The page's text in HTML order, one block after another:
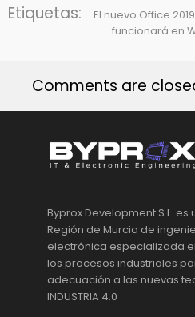
Etiquetas:
El nuevo Office
funcionará en
Comments are
Byprox Development S.L.
Región de Murcia de
electrónica especializada
los procesos industriales
adecuación a las nuevas
INDUSTRIA 4.0